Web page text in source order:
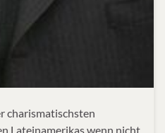
charismatischsten
Lateinamerikas wenn nicht